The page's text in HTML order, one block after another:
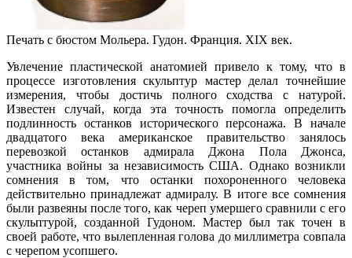
Печать с бюстом Мольера. Гудон. Франция. XIX век.
Увлечение пластической анатомией привело к тому, что в
процессе изготовления скульптур мастер делал точнейшие
измерения, чтобы достичь полного сходства с натурой.
Известен случай, когда эта точность помогла определить
подлинность останков исторического персонажа. В начале
двадцатого века американское правительство занялось
перевозкой останков адмирала Джона Пола Джонса,
участника войны за независимость США. Однако возникли
сомнения в том, что останки похороненного человека
действительно принадлежат адмиралу. В итоге все сомнения
были развеяны после того, как череп умершего сравнили с его
скульптурой, созданной Гудоном. Мастер был так точен в
своей работе, что вылепленная голова до миллиметра совпала
с черепом усопшего.